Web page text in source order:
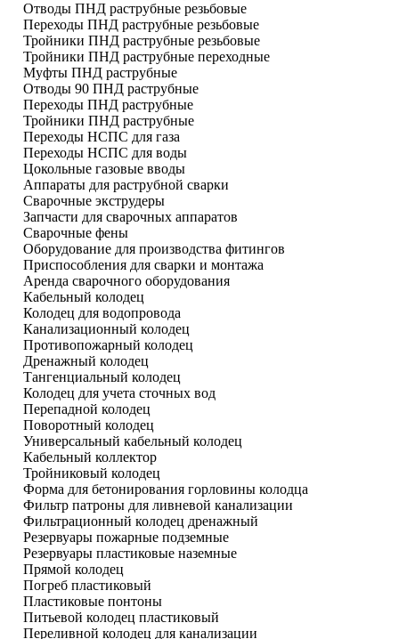
Отводы ПНД раструбные резьбовые
Переходы ПНД раструбные резьбовые
Тройники ПНД раструбные резьбовые
Тройники ПНД раструбные переходные
Муфты ПНД раструбные
Отводы 90 ПНД раструбные
Переходы ПНД раструбные
Тройники ПНД раструбные
Переходы НСПС для газа
Переходы НСПС для воды
Цокольные газовые вводы
Аппараты для раструбной сварки
Сварочные экструдеры
Запчасти для сварочных аппаратов
Сварочные фены
Оборудование для производства фитингов
Приспособления для сварки и монтажа
Аренда сварочного оборудования
Кабельный колодец
Колодец для водопровода
Канализационный колодец
Противопожарный колодец
Дренажный колодец
Тангенциальный колодец
Колодец для учета сточных вод
Перепадной колодец
Поворотный колодец
Универсальный кабельный колодец
Кабельный коллектор
Тройниковый колодец
Форма для бетонирования горловины колодца
Фильтр патроны для ливневой канализации
Фильтрационный колодец дренажный
Резервуары пожарные подземные
Резервуары пластиковые наземные
Прямой колодец
Погреб пластиковый
Пластиковые понтоны
Питьевой колодец пластиковый
Переливной колодец для канализации